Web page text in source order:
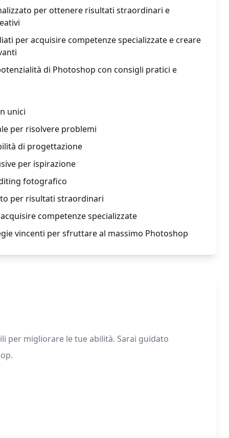
per ottenere risultati straordinari e
per acquisire competenze specializzate e creare
di Photoshop con consigli pratici e
unici
per risolvere problemi
di progettazione
per ispirazione
fotografico
per risultati straordinari
competenze specializzate
vincenti per sfruttare al massimo Photoshop
per migliorare le tue abilità. Sarai guidato